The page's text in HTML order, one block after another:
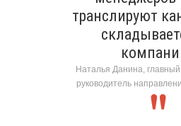
транслируют
Наталья Данина,
руководитель